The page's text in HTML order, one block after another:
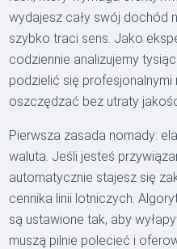
wydajesz cały swój dochód
szybko traci sens. Jako
codziennie analizujemy
podzielić się
oszczędzać bez utraty
Pierwsza zasada nomady:
waluta. Jeśli jesteś
automatycznie stajesz się
cennika linii lotniczych.
są ustawione tak, aby
muszą pilnie polecieć i